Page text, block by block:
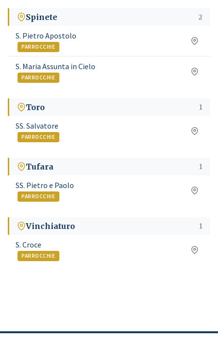
Spinete 2
S. Pietro Apostolo
PARROCCHIE
S. Maria Assunta in Cielo
PARROCCHIE
Toro 1
SS. Salvatore
PARROCCHIE
Tufara 1
SS. Pietro e Paolo
PARROCCHIE
Vinchiaturo 1
S. Croce
PARROCCHIE